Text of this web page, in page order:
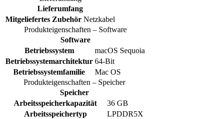
Lieferumfang
Mitgeliefertes Zubehör Netzkabel
Produkteigenschaften – Software
Software
Betriebssystem
macOS Sequoia
Betriebssystemarchitektur 64-Bit
Betriebssystemfamilie
Mac OS
Produkteigenschaften – Speicher
Speicher
Arbeitsspeicherkapazität
36 GB
Arbeitsspeichertyp
LPDDR5X